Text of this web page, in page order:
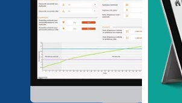
LOGICIELS MÉTIERS
CORAIL